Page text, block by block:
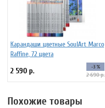
Карандаши цветные SoulArt Marco
Raffine, 72 цвета
2 590 р. -3 %
2 690 р.
Похожие товары